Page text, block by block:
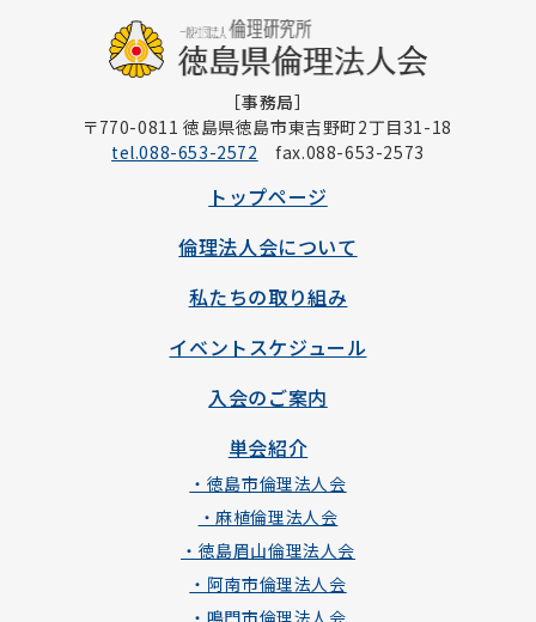
［事務局］
〒770-0811 徳島県徳島市東吉野町2丁目31-18
tel.088-653-2572 fax.088-653-2573
トップページ
倫理法人会について
私たちの取り組み
イベントスケジュール
入会のご案内
単会紹介
・徳島市倫理法人会
・麻植倫理法人会
・徳島眉山倫理法人会
・阿南市倫理法人会
・鳴門市倫理法人会